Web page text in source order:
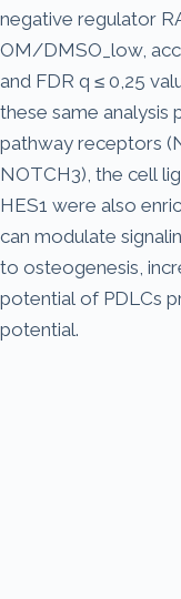
negative regulator
OM/DMSO_low,
and FDR q ≤ 0,25
these same analysis
pathway receptors
NOTCH3), the cell
HES1 were also
can modulate
to osteogenesis,
potential of PDLCs
potential.